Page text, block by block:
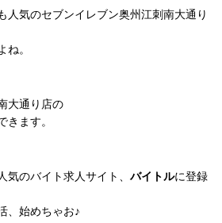
人気のセブンイレブン奥州江刺南大通り
ね。
大通り店の
きます。
のバイト求人サイト、 バイトルに登録
、始めちゃお♪